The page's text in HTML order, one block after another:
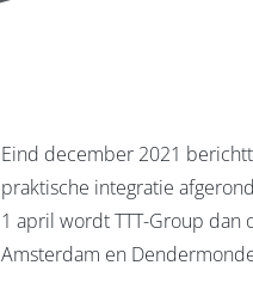
Eind december 2021
praktische integratie
1 april wordt TTT-Group dan
Amsterdam en